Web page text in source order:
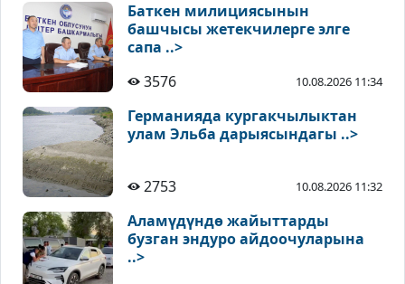
Баткен милициясынын
башчысы жетекчилерге элге
сапа ..>
3576
10.08.2026 11:34
Германияда кургакчылыктан
улам Эльба дарыясындагы ..>
2753 10.08.2026 11:32
Аламүдүндө жайыттарды
бузган эндуро айдоочуларына
..>